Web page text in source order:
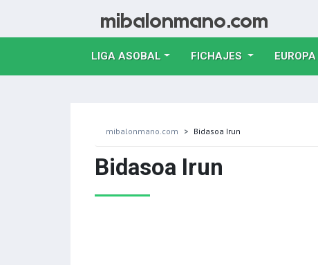
LIGA ASOBAL FICHAJES EUROPA
mibalonmano.com Bidasoa Irun
Bidasoa Irun